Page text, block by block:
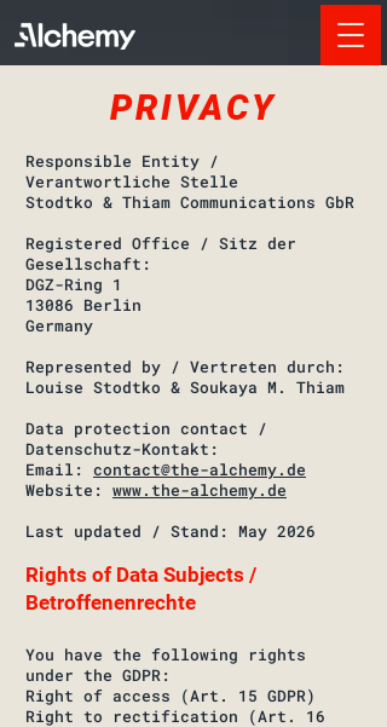
PRIVACY
Responsible Entity /
Verantwortliche Stelle
Stodtko & Thiam Communications GbR
Registered Office / Sitz der
Gesellschaft:
DGZ-Ring 1
13086 Berlin
Germany
Represented by / Vertreten durch:
Louise Stodtko & Soukaya M. Thiam
Data protection contact /
Datenschutz-Kontakt:
Email: contact@the-alchemy.de
Website: www.the-alchemy.de
Last updated / Stand: May 2026
Rights of Data Subjects /
Betroffenenrechte
You have the following rights
under the GDPR:
Right of access (Art. 15 GDPR)
Right to rectification (Art. 16